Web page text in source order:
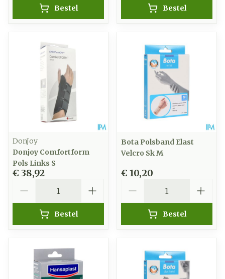
Bestel Bestel
DonJoy
Donjoy Comfortform
Pols Links S
€ 38,92
Bestel
Bota Polsband Elast
Velcro Sk M
€ 10,20
Bestel